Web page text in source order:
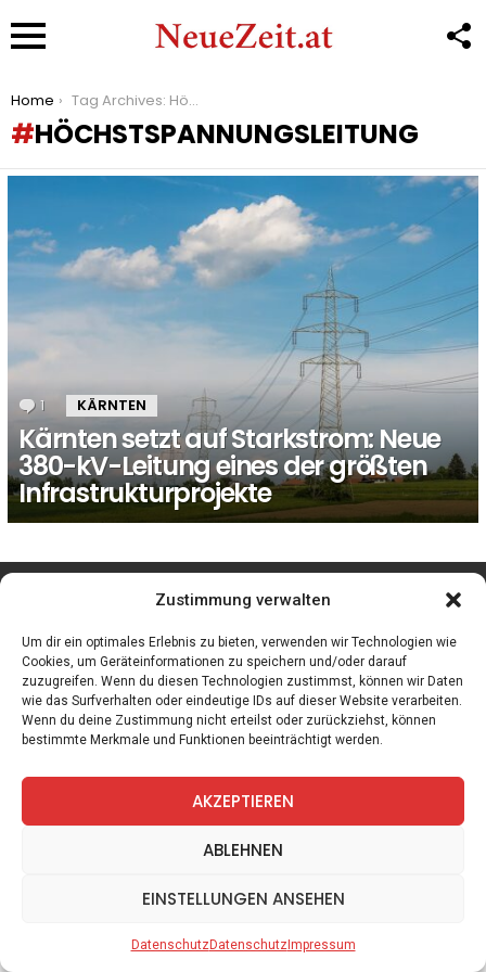
Zustimmung verwalten
Um dir ein optimales Erlebnis zu bieten, verwenden wir Technologien wie
Cookies, um Geräteinformationen zu speichern und/oder darauf
zuzugreifen. Wenn du diesen Technologien zustimmst, können wir Daten
wie das Surfverhalten oder eindeutige IDs auf dieser Website verarbeiten.
Wenn du deine Zustimmung nicht erteilst oder zurückziehst, können
bestimmte Merkmale und Funktionen beeinträchtigt werden.
AKZEPTIEREN
ABLEHNEN
EINSTELLUNGEN ANSEHEN
DatenschutzDatenschutzImpressum
You are here:
Home Tag Archives: Höchstspannungsleitung
HÖCHSTSPANNUNGSLEITUNG
STORIES
1 Kommentar
KÄRNTEN
Kärnten setzt auf Starkstrom: Neue
380-kV-Leitung eines der größten
Infrastrukturprojekte
facebook instagram
Spiele Zitate Kontakt Datenschutz Impressum